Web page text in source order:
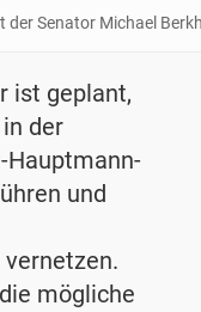
Senator Michael
ist geplant,
der
Hauptmann-
und
mögliche